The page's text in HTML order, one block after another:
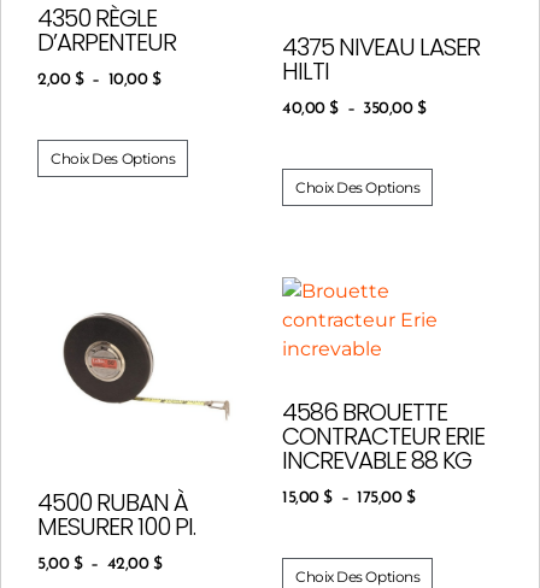
4350 RÈGLE
D’ARPENTEUR
2,00 $ – 10,00 $
Choix Des Options
4375 NIVEAU LASER
HILTI
40,00$ – 350,00 $
Choix Des Options
4500 RUBAN À
MESURER 100 PI.
5,00 $ – 42,00 $
4586 BROUETTE
CONTRACTEUR ERIE
INCREVABLE 88 KG
15,00$ – 175,00 $
Choix Des Options